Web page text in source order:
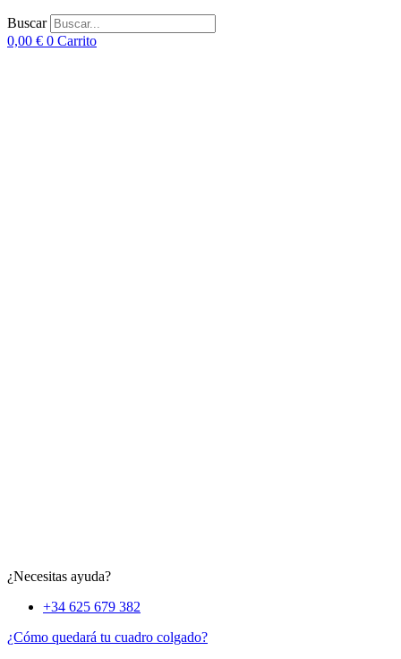
Buscar
0,00 € 0 Carrito
¿Necesitas ayuda?
+34 625 679 382
¿Cómo quedará tu cuadro colgado?